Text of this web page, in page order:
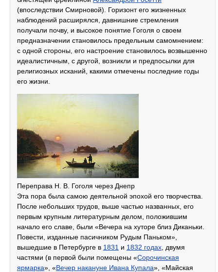
(впоследствии Смирновой). Горизонт его жизненных
наблюдений расширялся, давнишние стремления
получали почву, и высокое понятие Гоголя о своем
предназначении становилось предельным самомнением:
с одной стороны, его настроение становилось возвышенно
идеалистичным, с другой, возникли и предпосылки для
религиозных исканий, какими отмечены последние годы
его жизни.
Переправа Н. В. Гоголя через Днепр
Эта пора была самою деятельной эпохой его творчества.
После небольших трудов, выше частью названных, его
первым крупным литературным делом, положившим
начало его славе, были «Вечера на хуторе близ Диканьки.
Повести, изданные пасичником Рудым Паньком»,
вышедшие в Петербурге в 1831 и 1832 годах , двумя
частями (в первой были помещены «Сорочинская
ярмарка», «Вечер накануне Ивана Купала», «Майская